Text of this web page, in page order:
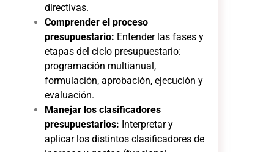
directivas.
Comprender el proceso
presupuestario: Entender las fases y
etapas del ciclo presupuestario:
programación multianual,
formulación, aprobación, ejecución y
evaluación.
Manejar los clasificadores
presupuestarios: Interpretar y
aplicar los distintos clasificadores de